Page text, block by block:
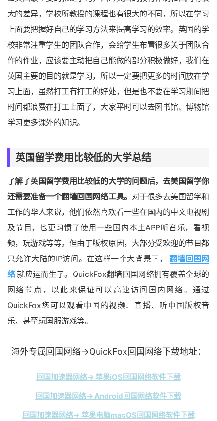
大的差异，学校所教授的课程也有很大的不同，所以在学习
上面要把握好自己的学习方法来提高学习的效率。英国的学
校非常注重学生的团队合作，会给学生布置很多关于团队合
作的作业，应该要主动把自己能做的部分积极做好，我们在
英国主要的目的就是学习，所以一定要把更多的时间放在学
习上面，虽然打工有打工的好处，但是也不要在学习期间把
时间都浪费在打工上面了，大家平时可以去图书馆、博物馆
学习更多课外的知识。
英国留学费用比较低的大学总结
了解了英国留学费用比较低的大学的问题后，去美国留学你
还需要准备一个翻墙回国网络工具。 对于很多去美国留学和
工作的华人来说，他们依然喜欢看一些在国内的中文电视剧
及节目，也更习惯了使用一些国内本土APP听音乐，看视
频，玩游戏等等。但由于版权原因，大部分受欢迎的节目都
只允许大陆的IP访问。在这样一个大背景下，
翻墙回国网
络 就应运而生了。QuickFox翻墙回国网络拥有覆盖全球的
网络节点，以此来保证可以高速访问国内网络。通过
QuickFox您可以观看中国的视频、直播、听中国版权音
乐，甚至玩国服游戏等。
海外专属回国网络→QuickFox回国网络下载地址：
回国加速器网络→ 苹果iOS回国网络软件下载
回国加速器网络→ Android回国网络软件下载
回国加速器网络→ 苹果电脑macOS回国网络软件下载